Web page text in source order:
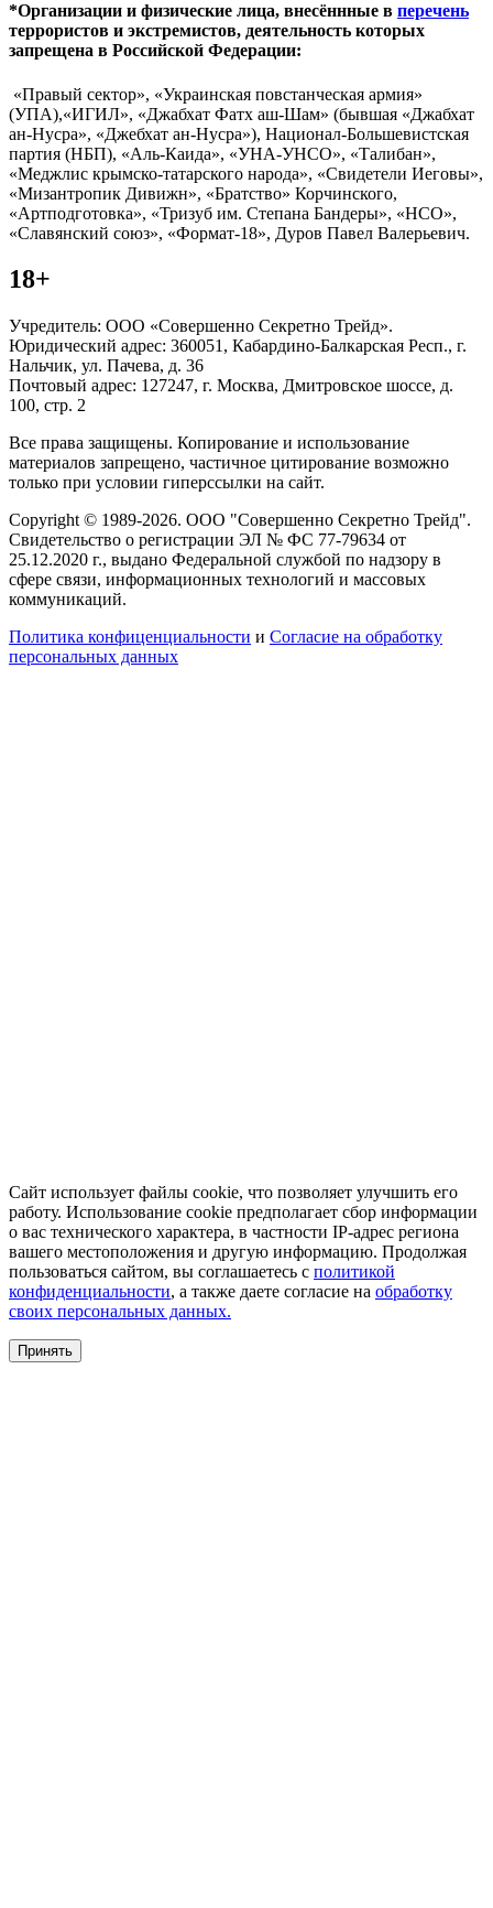
*Организации и физические лица, внесённные в перечень
террористов и экстремистов, деятельность которых
запрещена в Российской Федерации:
«Правый сектор», «Украинская повстанческая армия»
(УПА),«ИГИЛ», «Джабхат Фатх аш-Шам» (бывшая «Джабхат
ан-Нусра», «Джебхат ан-Нусра»), Национал-Большевистская
партия (НБП), «Аль-Каида», «УНА-УНСО», «Талибан»,
«Меджлис крымско-татарского народа», «Свидетели Иеговы»,
«Мизантропик Дивижн», «Братство» Корчинского,
«Артподготовка», «Тризуб им. Степана Бандеры», «НСО»,
«Славянский союз», «Формат-18», Дуров Павел Валерьевич.
18+
Учредитель: ООО «Совершенно Секретно Трейд».
Юридический адрес: 360051, Кабардино-Балкарская Респ., г.
Нальчик, ул. Пачева, д. 36
Почтовый адрес: 127247, г. Москва, Дмитровское шоссе, д.
100, стр. 2
Все права защищены. Копирование и использование
материалов запрещено, частичное цитирование возможно
только при условии гиперссылки на сайт.
Copyright © 1989-2026. ООО "Совершенно Секретно Трейд".
Свидетельство о регистрации ЭЛ № ФС 77-79634 от
25.12.2020 г., выдано Федеральной службой по надзору в
сфере связи, информационных технологий и массовых
коммуникаций.
Политика конфиценциальности и Согласие на обработку
персональных данных
Сайт использует файлы cookie, что позволяет улучшить его
работу. Использование cookie предполагает сбор информации
о вас технического характера, в частности IP-адрес региона
вашего местоположения и другую информацию. Продолжая
пользоваться сайтом, вы соглашаетесь с политикой
конфиденциальности, а также даете согласие на обработку
своих персональных данных.
Принять